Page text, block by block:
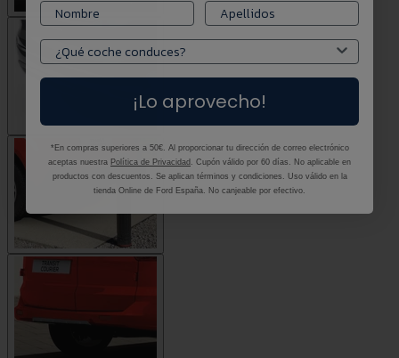
¡Lo aprovecho!
*En compras superiores a 50€. Al proporcionar tu dirección de correo electrónico
aceptas nuestra Política de Privacidad . Cupón válido por 60 días. No aplicable en
productos con descuentos. Se aplican términos y condiciones. Uso válido en la
tienda Online de Ford España. No canjeable por efectivo.